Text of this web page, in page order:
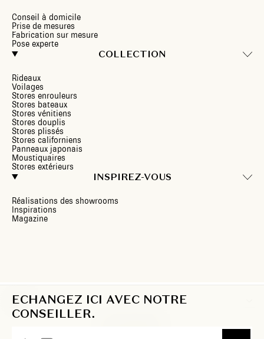
ECHANGEZ ICI AVEC NOTRE
CONSEILLER.
Conseil à domicile
Prise de mesures
Fabrication sur mesure
Pose experte
COLLECTION
Rideaux
Voilages
Stores enrouleurs
Stores bateaux
Stores vénitiens
Stores douplis
Stores plissés
Stores californiens
Panneaux japonais
Moustiquaires
Stores extérieurs
INSPIREZ-VOUS
Réalisations des showrooms
Inspirations
Magazine
LU